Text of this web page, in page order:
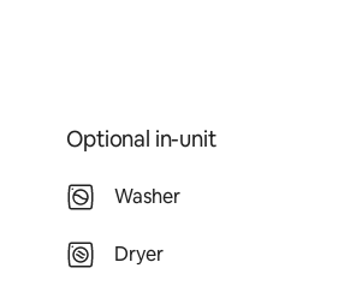
Optional in-unit
Washer
Dryer